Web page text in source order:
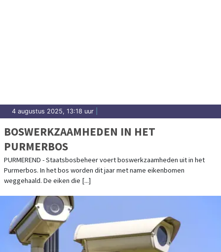
4 augustus 2025, 13:18 uur
BOSWERKZAAMHEDEN IN HET
PURMERBOS
PURMEREND - Staatsbosbeheer voert boswerkzaamheden uit in het
Purmerbos. In het bos worden dit jaar met name eikenbomen
weggehaald. De eiken die [...]